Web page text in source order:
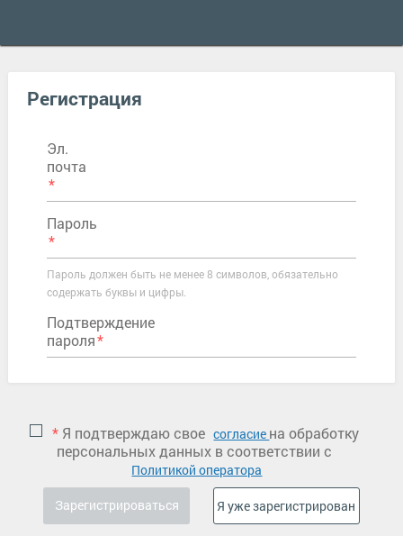
Регистрация
Эл.
почта
Пароль
Пароль должен быть не менее 8 символов, обязательно
содержать буквы и цифры.
Подтверждение
пароля
* Я подтверждаю свое согласие на обработку
персональных данных в соответствии с
Политикой оператора